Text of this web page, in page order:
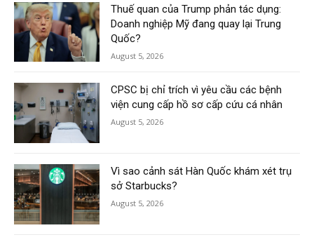
Thuế quan của Trump phản tác dụng:
Doanh nghiệp Mỹ đang quay lại Trung
Quốc?
August 5, 2026
CPSC bị chỉ trích vì yêu cầu các bệnh
viện cung cấp hồ sơ cấp cứu cá nhân
August 5, 2026
Vì sao cảnh sát Hàn Quốc khám xét trụ
sở Starbucks?
August 5, 2026